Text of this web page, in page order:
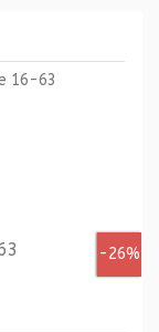
-26%